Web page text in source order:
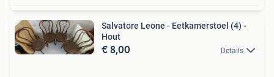
Salvatore Leone - Eetkamerstoel (4) -
Hout
€ 8,00 Details